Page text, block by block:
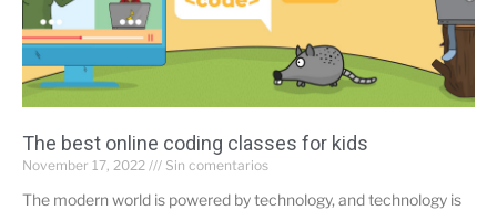
The best online coding classes for kids
November 17, 2022 Sin comentarios
The modern world is powered by technology, and technology is